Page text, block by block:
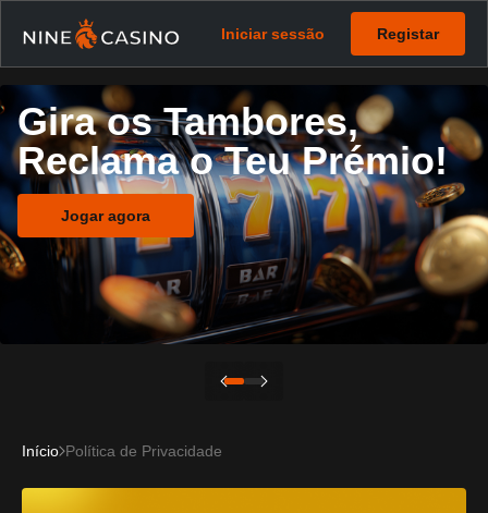
Iniciar sessão Registar
Gira os Tambores,
Reclama o Teu Prémio!
Jogar agora
Início Política de Privacidade